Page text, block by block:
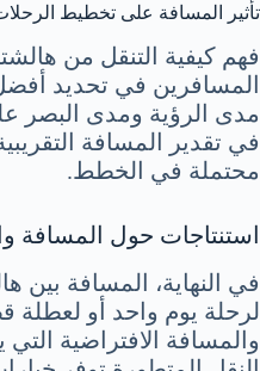
تأثير المسافة على تخطيط
فهم كيفية التنقل من
المسافرين في تحديد
مدى الرؤية ومدى البصر
في تقدير المسافة
محتملة في الخطط.
استنتاجات حول المسافة
في النهاية، المسافة بين
لرحلة يوم واحد أو لعطلة
والمسافة الافتراضية